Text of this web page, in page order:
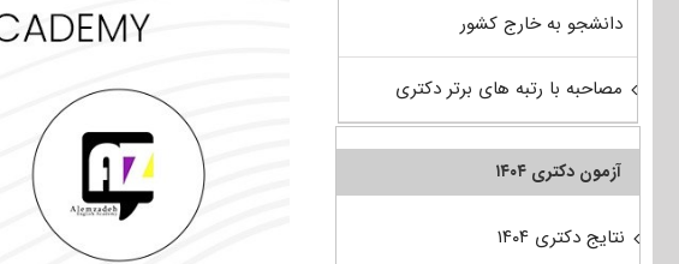
دانشجو به خارج کشور
مصاحبه با رتبه های برتر دکتری
آزمون دکتری ۱۴۰۴
نتایج دکتری ۱۴۰۴